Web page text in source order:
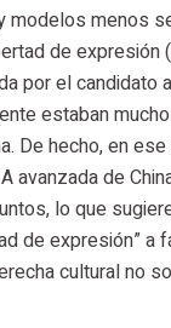
modelos menos
de expresión
por el candidato
estaban
De hecho, en
avanzada de
lo que
de expresión” a
cultural no